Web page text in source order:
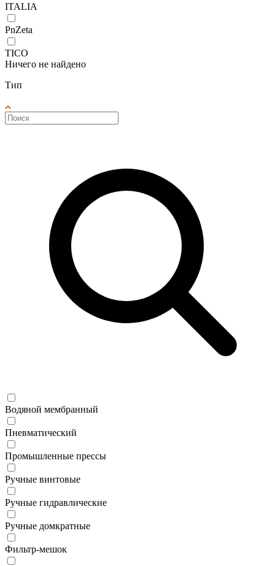
ITALIA
PnZeta
TICO
Ничего не найдено
Тип
Водяной мембранный
Пневматический
Промышленные прессы
Ручные винтовые
Ручные гидравлические
Ручные домкратные
Фильтр-мешок